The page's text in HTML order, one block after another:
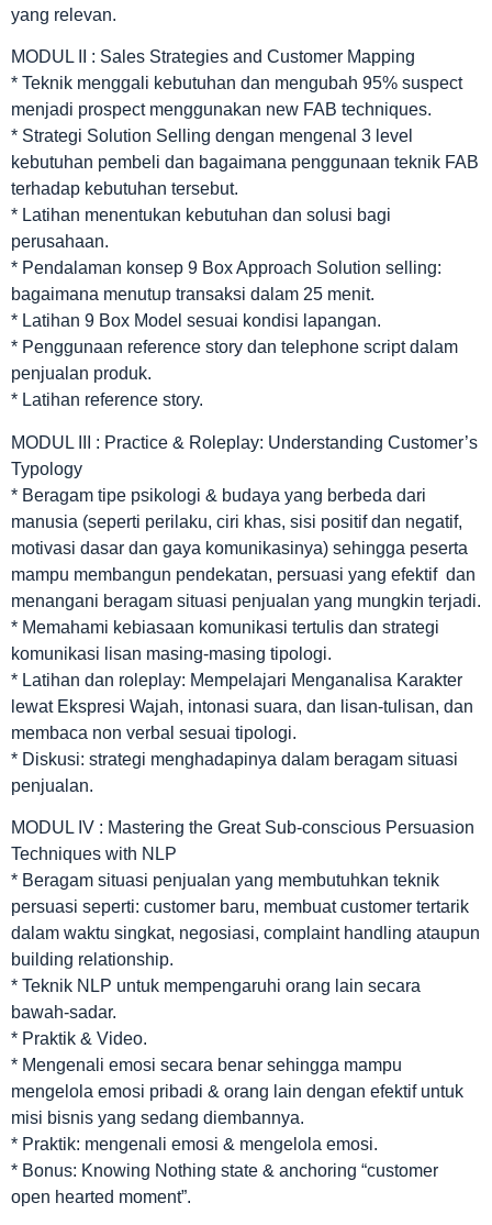
yang relevan.
MODUL II : Sales Strategies and Customer Mapping
* Teknik menggali kebutuhan dan mengubah 95% suspect
menjadi prospect menggunakan new FAB techniques.
* Strategi Solution Selling dengan mengenal 3 level
kebutuhan pembeli dan bagaimana penggunaan teknik FAB
terhadap kebutuhan tersebut.
* Latihan menentukan kebutuhan dan solusi bagi
perusahaan.
* Pendalaman konsep 9 Box Approach Solution selling:
bagaimana menutup transaksi dalam 25 menit.
* Latihan 9 Box Model sesuai kondisi lapangan.
* Penggunaan reference story dan telephone script dalam
penjualan produk.
* Latihan reference story.
MODUL III : Practice & Roleplay: Understanding Customer’s
Typology
* Beragam tipe psikologi & budaya yang berbeda dari
manusia (seperti perilaku, ciri khas, sisi positif dan negatif,
motivasi dasar dan gaya komunikasinya) sehingga peserta
mampu membangun pendekatan, persuasi yang efektif dan
menangani beragam situasi penjualan yang mungkin terjadi.
* Memahami kebiasaan komunikasi tertulis dan strategi
komunikasi lisan masing-masing tipologi.
* Latihan dan roleplay: Mempelajari Menganalisa Karakter
lewat Ekspresi Wajah, intonasi suara, dan lisan-tulisan, dan
membaca non verbal sesuai tipologi.
* Diskusi: strategi menghadapinya dalam beragam situasi
penjualan.
MODUL IV : Mastering the Great Sub-conscious Persuasion
Techniques with NLP
* Beragam situasi penjualan yang membutuhkan teknik
persuasi seperti: customer baru, membuat customer tertarik
dalam waktu singkat, negosiasi, complaint handling ataupun
building relationship.
* Teknik NLP untuk mempengaruhi orang lain secara
bawah-sadar.
* Praktik & Video.
* Mengenali emosi secara benar sehingga mampu
mengelola emosi pribadi & orang lain dengan efektif untuk
misi bisnis yang sedang diembannya.
* Praktik: mengenali emosi & mengelola emosi.
* Bonus: Knowing Nothing state & anchoring “customer
open hearted moment”.